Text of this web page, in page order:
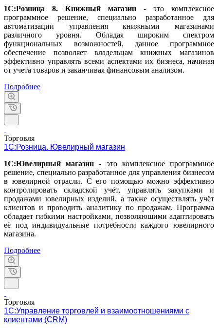
1С:Розница 8. Книжный магазин - это комплексное
программное решение, специально разработанное для
автоматизации управления книжными магазинами
различного уровня. Обладая широким спектром
функциональных возможностей, данное программное
обеспечение позволяет владельцам книжных магазинов
эффективно управлять всеми аспектами их бизнеса, начиная
от учета товаров и заканчивая финансовым анализом.
Подробнее
Торговля
1С:Розница. Ювелирный магазин
1С:Ювелирный магазин - это комплексное программное
решение, специально разработанное для управления бизнесом
в ювелирной отрасли. С его помощью можно эффективно
контролировать складской учёт, управлять закупками и
продажами ювелирных изделий, а также осуществлять учёт
клиентов и проводить аналитику по продажам. Программа
обладает гибкими настройками, позволяющими адаптировать
её под индивидуальные потребности каждого ювелирного
магазина.
Подробнее
Торговля
1С:Управление торговлей и взаимоотношениями с
клиентами (CRM)